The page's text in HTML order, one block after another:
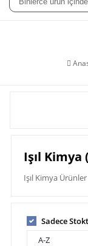
Işıl Kimya
Işıl Kimya Ürünler
Sadece
A-Z